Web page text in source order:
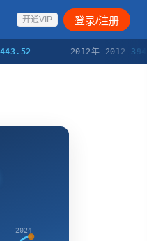
开通VIP 登录/注册
2012年 2012
2024